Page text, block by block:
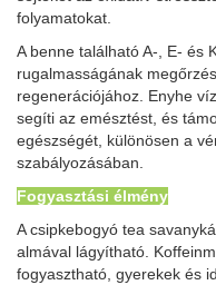
folyamatokat.
A benne található A-, E- és
rugalmasságának
regenerációjához. Enyhe
segíti az emésztést, és
egészségét, különösen a
szabályozásában.
Fogyasztási élmény
A csipkebogyó tea
almával lágyítható.
fogyasztható, gyerekek és